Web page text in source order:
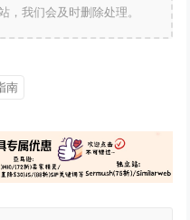
，我们会及时删除处理。
南